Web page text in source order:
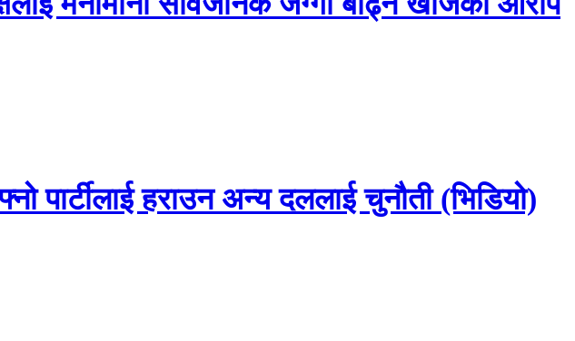
हराउन अन्य दललाई चुनौती (भिडियो)